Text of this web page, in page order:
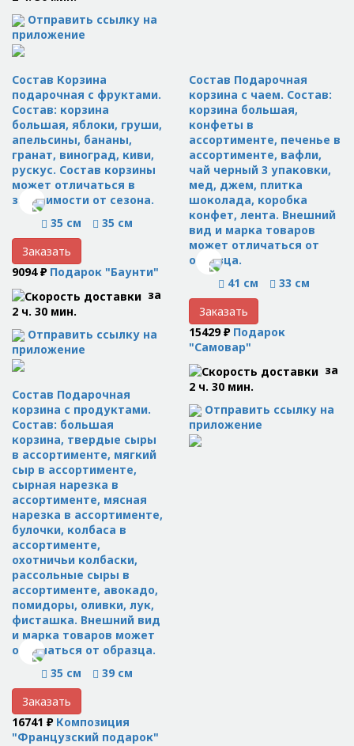
Отправить ссылку на
приложение
Состав Подарочная
корзина с чаем. Состав:
корзина большая,
конфеты в
ассортименте, печенье в
ассортименте, вафли,
чай черный 3 упаковки,
мед, джем, плитка
шоколада, коробка
конфет, лента. Внешний
вид и марка товаров
может отличаться от
образца.
41 см
33 см
Заказать
15429 ₽ Подарок
"Самовар"
за
2 ч. 30 мин.
Отправить ссылку на
приложение
Состав Корзина
подарочная с фруктами.
Состав: корзина
большая, яблоки, груши,
апельсины, бананы,
гранат, виноград, киви,
рускус. Состав корзины
может отличаться в
зависимости от сезона.
35 см
35 см
Заказать
9094 ₽ Подарок "Баунти"
за
2 ч. 30 мин.
Отправить ссылку на
приложение
Состав Подарочная
корзина с продуктами.
Состав: большая
корзина, твердые сыры
в ассортименте, мягкий
сыр в ассортименте,
сырная нарезка в
ассортименте, мясная
нарезка в ассортименте,
булочки, колбаса в
ассортименте,
охотничьи колбаски,
рассольные сыры в
ассортименте, авокадо,
помидоры, оливки, лук,
фисташка. Внешний вид
и марка товаров может
отличаться от образца.
35 см
39 см
Заказать
16741 ₽ Композиция
"Французский подарок"